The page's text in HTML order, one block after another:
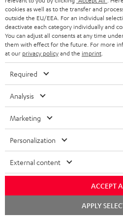
nSafety Booklet: T 10
Bedienungsanleitung:
Quick Start Guide:
Konformitätserklärung:
Bedienungsanleitung:
r
o
d
k
t
n
cookies as well as to the transfer and
outside the EU/EEA. For an individual
deactivate each category individually and
You can adjust all consents at any time
them with effect for the future. For more
at our privacy policyand the imprint
Required
Analysis
Marketing
Personalization
External content
ACCEPT
APPLY